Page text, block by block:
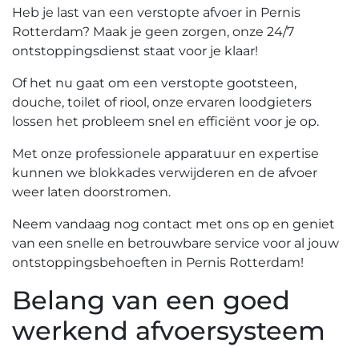
Heb je last van een verstopte afvoer in Pernis
Rotterdam?​ Maak je geen zorgen, onze 24/7
ontstoppingsdienst staat voor je klaar!​
Of het nu gaat om een verstopte gootsteen,
douche, toilet of riool, onze ervaren loodgieters
lossen het probleem snel en efficiënt voor je op.​
Met onze professionele apparatuur en expertise
kunnen we blokkades verwijderen en de afvoer
weer laten doorstromen.​
Neem vandaag nog contact met ons op en geniet
van een snelle en betrouwbare service voor al jouw
ontstoppingsbehoeften in Pernis Rotterdam!​
Belang van een goed
werkend afvoersysteem